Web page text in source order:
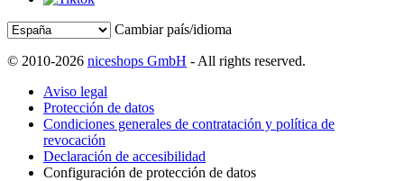
Cambiar país/idioma
© 2010-2026 niceshops GmbH - All rights reserved.
Aviso legal
Protección de datos
Condiciones generales de contratación y política de
revocación
Declaración de accesibilidad
Configuración de protección de datos